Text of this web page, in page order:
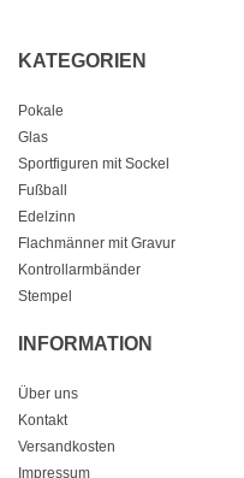
KATEGORIEN
Pokale
Glas
Sportfiguren mit Sockel
Fußball
Edelzinn
Flachmänner mit Gravur
Kontrollarmbänder
Stempel
INFORMATION
Über uns
Kontakt
Versandkosten
Impressum